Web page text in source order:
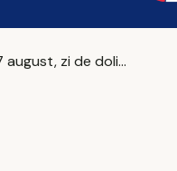
7 august, zi de doliu național pentru Ion Iliescu